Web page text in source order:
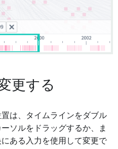
更する
は、タイムラインをダブル
ソルをドラッグするか、ま
ある入力を使用して変更で